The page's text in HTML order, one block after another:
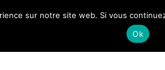
NOUS CONTACTEZ: +33 (0)4 77
sur notre site web. Si vous
Ok